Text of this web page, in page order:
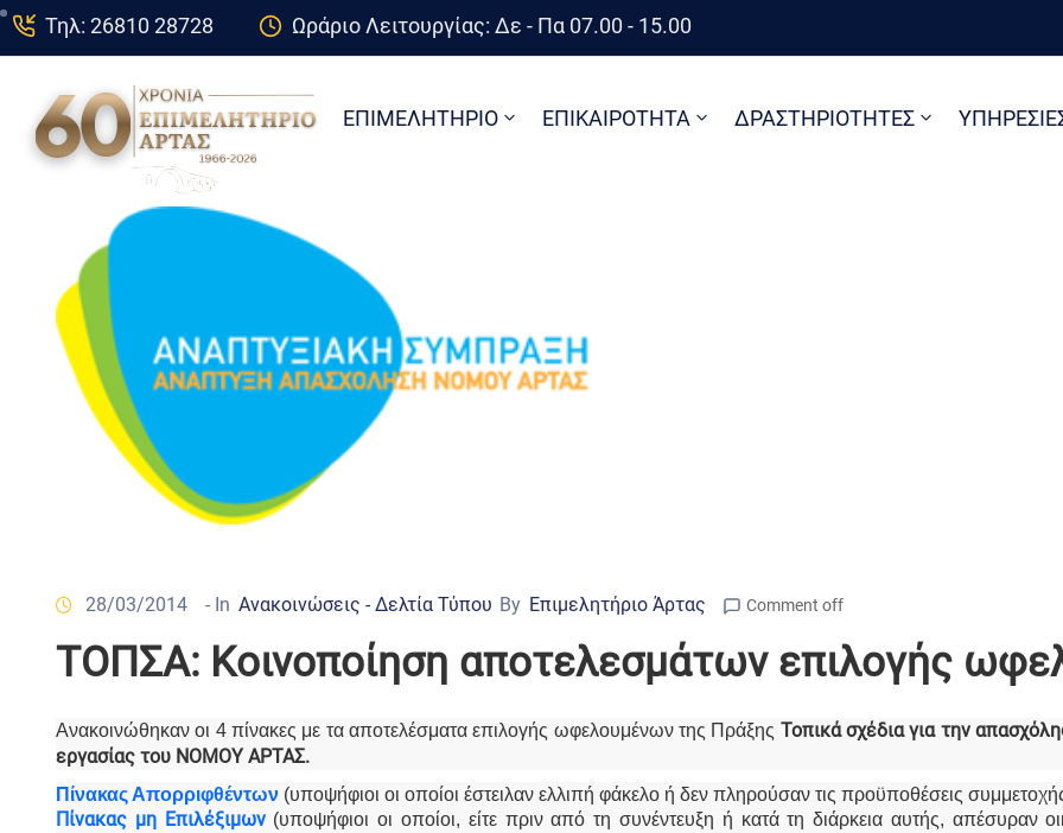
Τηλ: 26810 28728 Ωράριο Λειτουργίας: Δε - Πα 07.00 - 15.00
ΕΠΙΜΕΛΗΤΗΡΙΟ ΕΠΙΚΑΙΡΟΤΗΤΑ ΔΡΑΣΤΗΡΙΟΤΗΤΕΣ
28/03/2014 - In Ανακοινώσεις - Δελτία Τύπου By Επιμελητήριο Άρτας Comment off
ΤΟΠΣΑ: Κοινοποίηση αποτελεσμάτων επιλογής
Ανακοινώθηκαν οι 4 πίνακες με τα αποτελέσματα επιλογής ωφελουμένων της Πράξης Τοπικά σχέδια για την
εργασίας του ΝΟΜΟΥ ΑΡΤΑΣ.
Πίνακας Απορριφθέντων (υποψήφιοι οι οποίοι έστειλαν ελλιπή φάκελο ή δεν πληρούσαν τις προϋποθέσεις
Πίνακας μη Επιλέξιμων (υποψήφιοι οι οποίοι, είτε πριν από τη συνέντευξη ή κατά τη διάρκεια αυτής, απέσυραν